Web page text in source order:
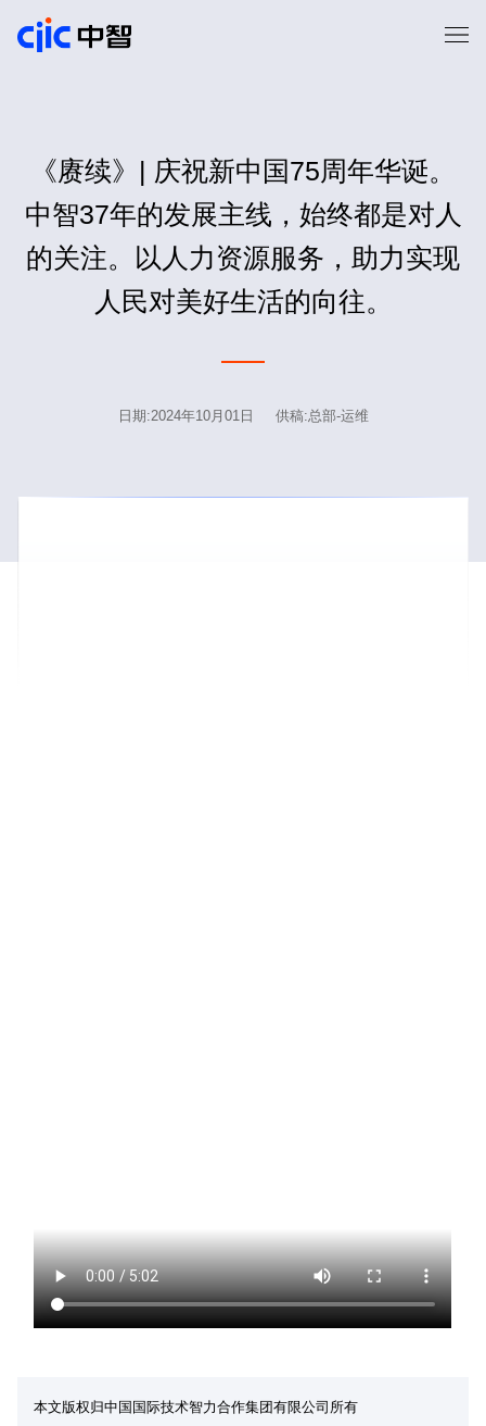
《赓续》| 庆祝新中国75周年华诞。
中智37年的发展主线，始终都是对人
的关注。以人力资源服务，助力实现
人民对美好生活的向往。
日期:2024年10月01日 供稿:总部-运维
本文版权归中国国际技术智力合作集团有限公司所有